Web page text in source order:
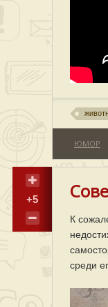
ЮМОР
+5
К
среди